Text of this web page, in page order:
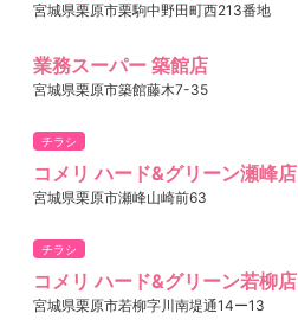
宮城県栗原市栗駒中野田町西213番地
業務スーパー 築館店
宮城県栗原市築館藤木7-35
チラシ
コメリ ハード&グリーン瀬峰店
宮城県栗原市瀬峰山崎前63
チラシ
コメリ ハード&グリーン若柳店
宮城県栗原市若柳字川南堤通14ー13